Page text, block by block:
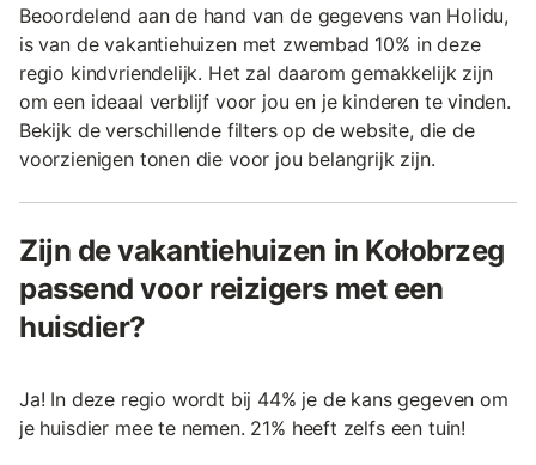
Beoordelend aan de hand van de gegevens van Holidu,
is van de vakantiehuizen met zwembad 10% in deze
regio kindvriendelijk. Het zal daarom gemakkelijk zijn
om een ideaal verblijf voor jou en je kinderen te vinden.
Bekijk de verschillende filters op de website, die de
voorzienigen tonen die voor jou belangrijk zijn.
Zijn de vakantiehuizen in Kołobrzeg
passend voor reizigers met een
huisdier?
Ja! In deze regio wordt bij 44% je de kans gegeven om
je huisdier mee te nemen. 21% heeft zelfs een tuin!